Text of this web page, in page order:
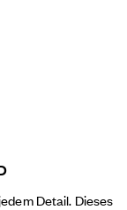
Detail. Dieses